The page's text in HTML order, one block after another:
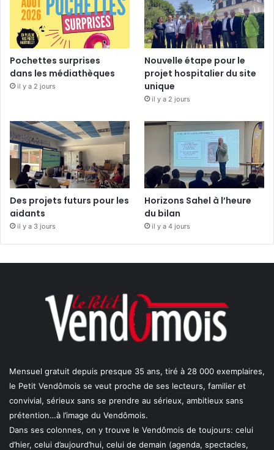
Pochettes surprises
dans les médiathèques
il y a 2 jours
Nouvelle étape pour le
projet hospitalier du site
unique
il y a 2 jours
Des projets futurs pour les
aidants
il y a 3 jours
Horizons Sahel à l’heure
du bilan
il y a 4 jours
Mensuel gratuit depuis presque 35 ans, tiré à 28 000 exemplaires,
le Petit Vendômois se veut proche de ses lecteurs, familier et
convivial, sérieux sans se prendre au sérieux, ambitieux sans
prétention…à l’image du Vendômois.
Dans ses colonnes, on y trouve le Vendômois de toujours: celui
d’hier, celui d’aujourd’hui, celui de demain (agenda, spectacles,